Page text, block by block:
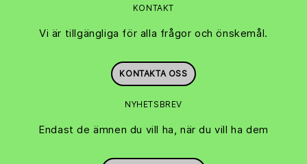
KONTAKT
Vi är tillgängliga för alla frågor och önskemål.
KONTAKTA OSS
NYHETSBREV
Endast de ämnen du vill ha, när du vill ha dem